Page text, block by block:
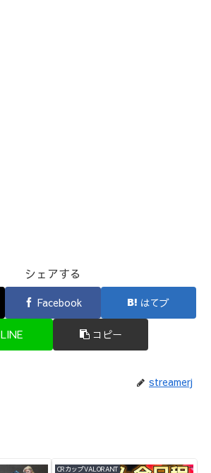
シェアする
Facebook はてブ
LINE コピー
streamerj
CRカップVALORANT